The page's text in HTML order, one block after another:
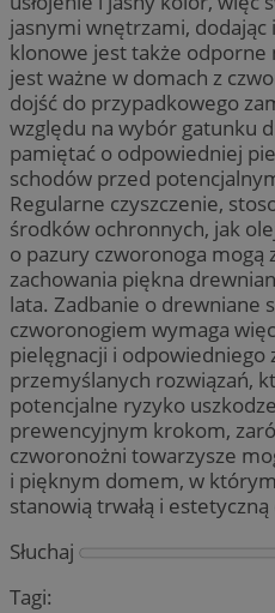
jasnymi wnętrzami,
klonowe jest także odporne
jest ważne w domach z
dojść do przypadkowego
względu na wybór gatunku
pamiętać o odpowiedniej
schodów przed
Regularne czyszczenie,
środków ochronnych, jak
o pazury czworonoga mogą
zachowania piękna
lata. Zadbanie o drewniane
czworonogiem wymaga
pielęgnacji i odpowiedniego
przemyślanych rozwiązań,
potencjalne ryzyko
prewencyjnym krokom,
czworonożni towarzysze
i pięknym domem, w
stanowią trwałą i
Słuchaj
Tagi: